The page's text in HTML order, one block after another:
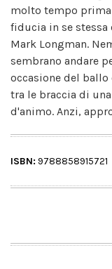
molto tempo
fiducia in se stessa
Mark Longman.
sembrano andare
occasione del ballo
tra le braccia di
d'animo. Anzi,
ISBN: 9788858915721